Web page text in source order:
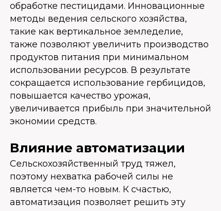
обработке пестицидами. Инновационные
методы ведения сельского хозяйства,
такие как вертикальное земледелие,
также позволяют увеличить производство
продуктов питания при минимальном
использовании ресурсов. В результате
сокращается использование гербицидов,
повышается качество урожая,
увеличивается прибыль при значительной
экономии средств.
Влияние автоматизации
Сельскохозяйственный труд тяжел,
поэтому нехватка рабочей силы не
является чем-то новым. К счастью,
автоматизация позволяет решить эту